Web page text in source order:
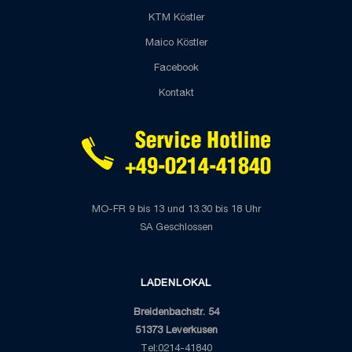
KTM Köstler
Maico Köstler
Facebook
Kontakt
MO-FR 9 bis 13 und 13.30 bis 18 Uhr
SA Geschlossen
LADENLOKAL
Breidenbachstr. 54
51373 Leverkusen
Tel:0214-41840